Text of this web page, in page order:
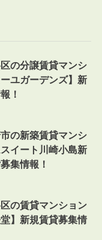
の分譲賃貸マンシ
ユガーデンズ】新
！
の新築賃貸マンシ
イート川崎小島新
集情報！
の賃貸マンション
堂】新規賃貸募集情